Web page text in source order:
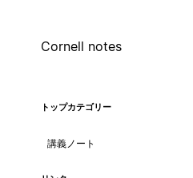
Cornell notes
トップカテゴリー
講義ノート